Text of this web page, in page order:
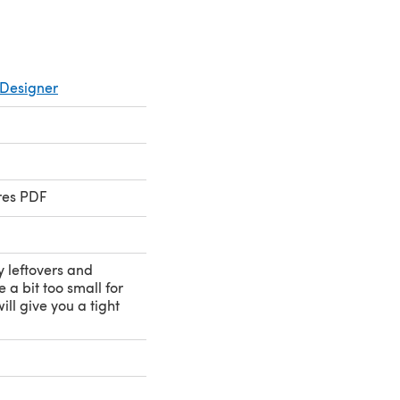
PDF
leftovers and
a bit too small for
give you a tight